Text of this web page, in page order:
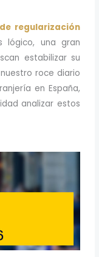
regularización
una gran
estabilizar su
roce diario
en España,
analizar estos